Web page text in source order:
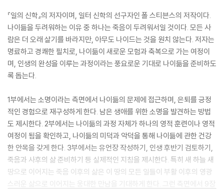
『일의 신학』의 저자이며, 일터 신학의 선구자인 폴 스티븐스의 저작이다.
나이듦을 두려워하는 이유 중 하나는 죽음이 두려워서일 것이다. 모든 사
람은 더 오래 살기를 바라지만, 아무도 나이드는 것을 원치 않는다. 저자는
명료하고 경쾌한 필치로, 나이듦이 새로운 모험과 축복으로 가는 여정이
며, 인생의 완성을 이루는 과정이라는 풍요로운 기대로 나이듦을 준비하도
록 돕는다.
1부에서는 소명이라는 측면에서 나이듦의 문제에 접근하며, 은퇴를 긍정
적인 경험으로 재구성하게 한다. 남은 생애를 위한 소명을 발견하는 방법
도 제시한다. 2부에서는 나이듦의 과정 자체가 하나의 영적 훈련이나 영적
여정이 됨을 확인하고, 나이듦의 미덕과 악덕을 통해 나이듦에 관한 건강
한 안목을 갖게 한다. 3부에서는 유언장 작성하기, 인생 후반기 검토하기,
죽음과 사후의 삶 준비하기 등 실제적인 지침을 제시한다. 특히 새 하늘 새
땅으로 이어지는 죽음 이후의 삶은 이 땅의 모든 일들이 부활 이후의 영광
스러운 삶으로 이어지는 웅대한 만남을 기대하게 한다. 그런 측면에서 9장